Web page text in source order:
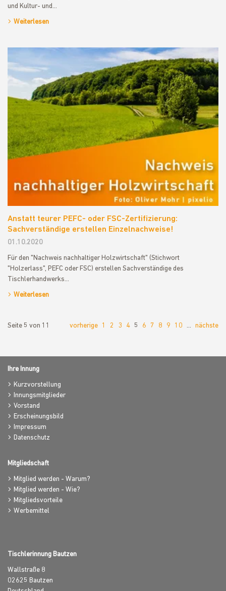
und Kultur- und…
Weiterlesen
Anstatt teurer PEFC- oder FSC-Zertifizierung:
Sachverständige erstellen Einzelnachweise!
01.10.2020
Für den "Nachweis nachhaltiger Holzwirtschaft" (Stichwort
"Holzerlass", PEFC oder FSC) erstellen Sachverständige des
Tischlerhandwerks…
Weiterlesen
Seite 5 von 11 vorherige 1 2 3 4 5 6 7 8 9 10 … nächste
Ihre Innung
Kurzvorstellung
Innungsmitglieder
Vorstand
Erscheinungsbild
Impressum
Datenschutz
Mitgliedschaft
Mitglied werden - Warum?
Mitglied werden - Wie?
Mitgliedsvorteile
Werbemittel
Tischlerinnung Bautzen
Wallstraße 8
02625 Bautzen